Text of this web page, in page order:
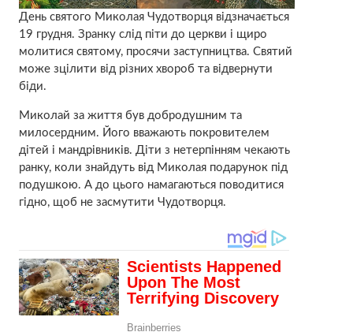
День святого Миколая Чудотворця відзначається
19 грудня. Зранку слід піти до церкви і щиро
молитися святому, просячи заступництва. Святий
може зцілити від різних хвороб та відвернути
біди.
Миколай за життя був добродушним та
милосердним. Його вважають покровителем
дітей і мандрівників. Діти з нетерпінням чекають
ранку, коли знайдуть від Миколая подарунок під
подушкою. А до цього намагаються поводитися
гідно, щоб не засмутити Чудотворця.